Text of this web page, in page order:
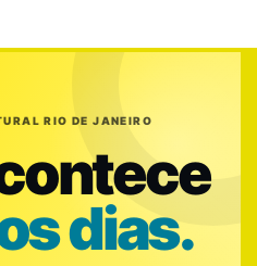
RIO DE JANEIRO
dias.